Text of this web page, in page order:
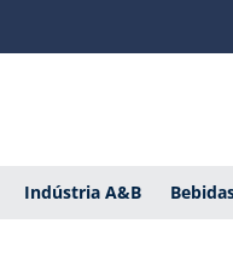
Indústria A&B